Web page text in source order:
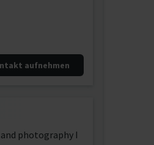
aufnehmen
photography I